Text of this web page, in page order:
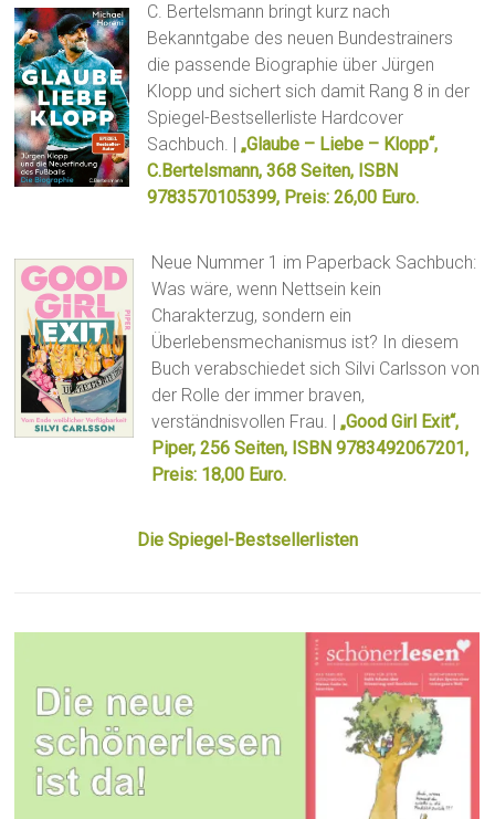
C. Bertelsmann bringt kurz nach
Bekanntgabe des neuen Bundestrainers
die passende Biographie über Jürgen
Klopp und sichert sich damit Rang 8 in der
Spiegel-Bestsellerliste Hardcover
Sachbuch. |„Glaube – Liebe – Klopp“,
C.Bertelsmann, 368 Seiten, ISBN
9783570105399, Preis: 26,00 Euro.
Neue Nummer 1 im Paperback Sachbuch:
Was wäre, wenn Nettsein kein
Charakterzug, sondern ein
Überlebensmechanismus ist? In diesem
Buch verabschiedet sich Silvi Carlsson von
der Rolle der immer braven,
verständnisvollen Frau. |„Good Girl Exit“,
Piper, 256 Seiten, ISBN 9783492067201,
Preis: 18,00 Euro.
Die Spiegel-Bestsellerlisten